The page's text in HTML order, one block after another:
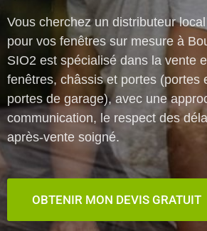
Vous cherchez un distributeur
pour vos fenêtres sur mesure à
SIO2 est spécialisé dans la vente
fenêtres, châssis et portes (portes
portes de garage), avec une
communication, le respect des
après-vente soigné.
OBTENIR MON DEVIS GRATUIT